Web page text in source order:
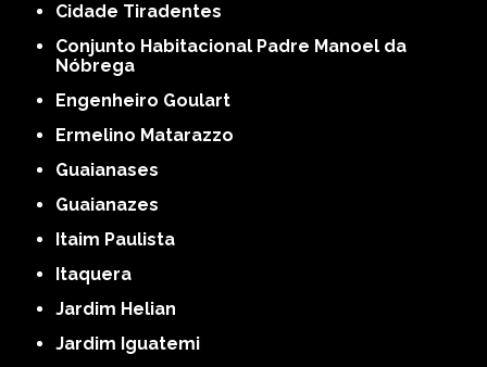
Cidade Tiradentes
Conjunto Habitacional Padre Manoel da
Nóbrega
Engenheiro Goulart
Ermelino Matarazzo
Guaianases
Guaianazes
Itaim Paulista
Itaquera
Jardim Helian
Jardim Iguatemi